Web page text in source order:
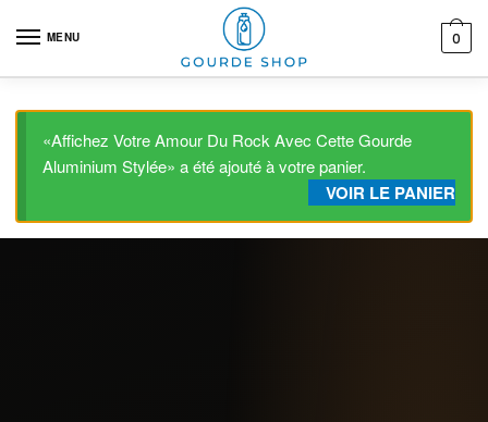
MENU 0
«Affichez Votre Amour Du Rock Avec Cette Gourde
Aluminium Stylée» a été ajouté à votre panier.
VOIR LE PANIER